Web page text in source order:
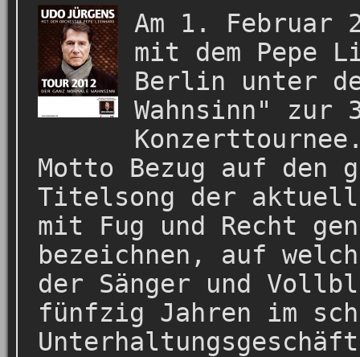
Am 1. Februar
mit dem Pepe
Berlin unter
Wahnsinn" zur
Motto Bezug auf den
Titelsong der
mit Fug und Recht
bezeichnen, auf
der Sänger und
fünfzig Jahren im